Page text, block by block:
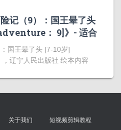
记（9）：国王晕了头
： 9]》- 适合
国王晕了头 [7-10岁]
辽宁人民出版社 绘本内容
关于我们 短视频剪辑教程